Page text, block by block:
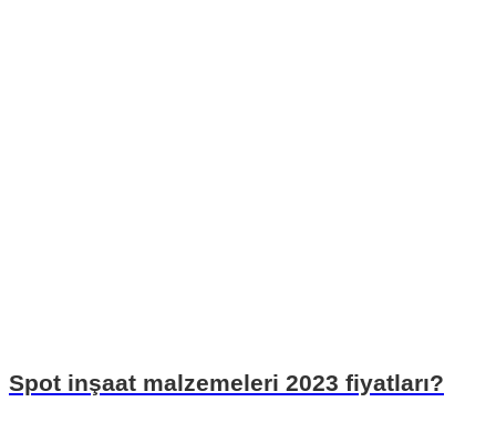
Spot inşaat malzemeleri 2023 fiyatları?